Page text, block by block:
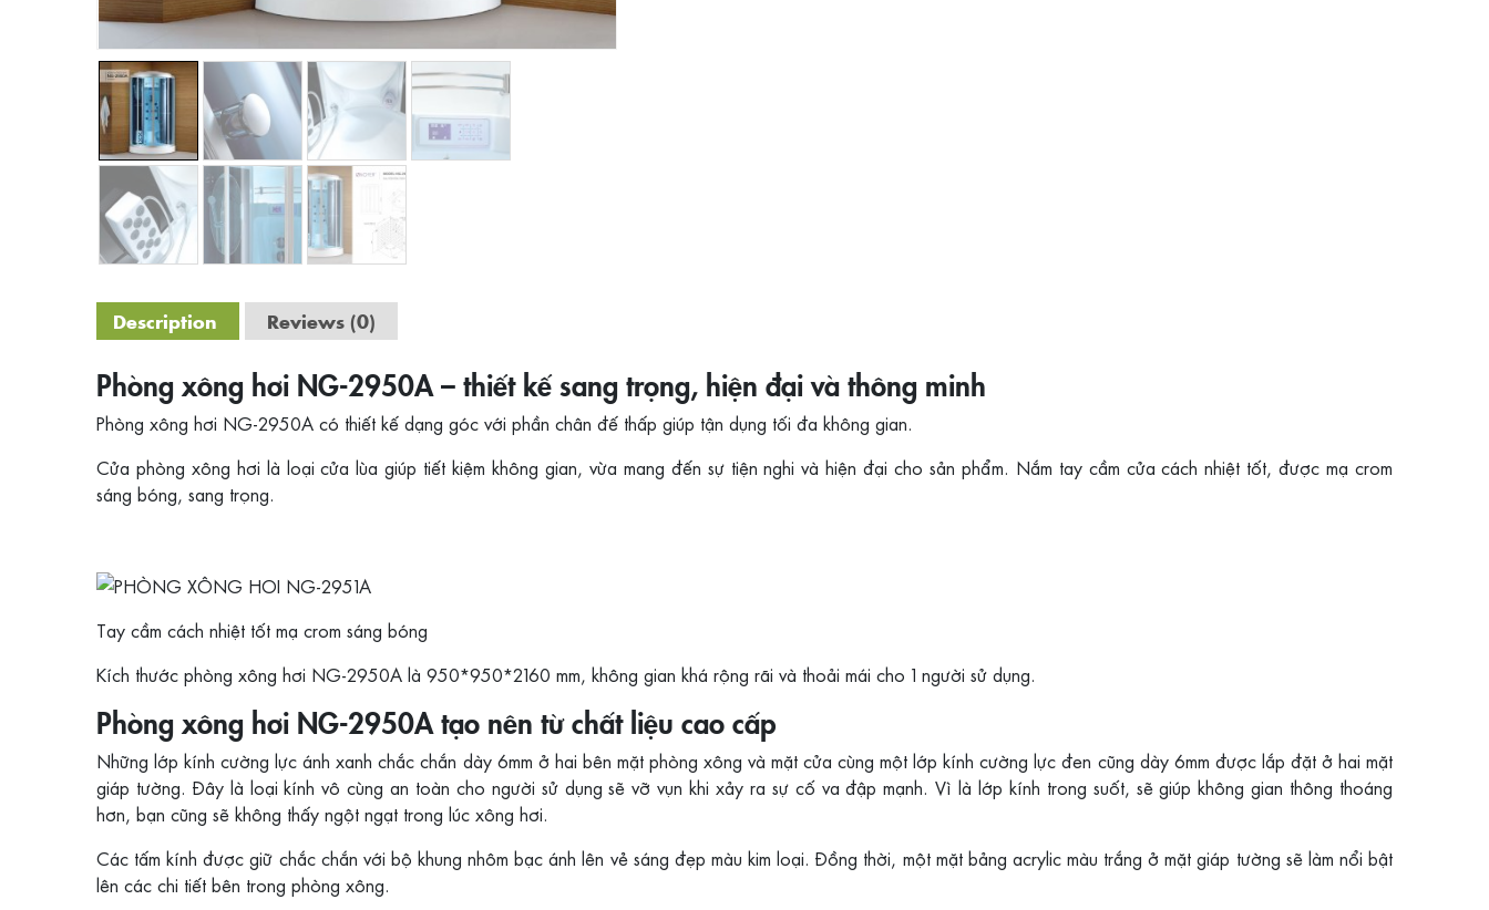
Description Reviews (0)
Phòng xông hơi NG-2950A – thiết kế sang trọng, hiện đại và thông minh
Phòng xông hơi NG-2950A có thiết kế dạng góc với phần chân đế thấp giúp tận dụng tối đa không gian.
Cửa phòng xông hơi là loại cửa lùa giúp tiết kiệm không gian, vừa mang đến sự tiện nghi và hiện đại cho sản phẩm. Nắm tay cầm cửa cách nhiệt tốt, được mạ crom
sáng bóng, sang trọng.
Tay cầm cách nhiệt tốt mạ crom sáng bóng
Kích thước phòng xông hơi NG-2950A là 950*950*2160 mm, không gian khá rộng rãi và thoải mái cho 1 người sử dụng.
Phòng xông hơi NG-2950A tạo nên từ chất liệu cao cấp
Những lớp kính cường lực ánh xanh chắc chắn dày 6mm ở hai bên mặt phòng xông và mặt cửa cùng một lớp kính cường lực đen cũng dày 6mm được lắp đặt ở hai mặt
giáp tường. Đây là loại kính vô cùng an toàn cho người sử dụng sẽ vỡ vụn khi xảy ra sự cố va đập mạnh. Vì là lớp kính trong suốt, sẽ giúp không gian thông thoáng
hơn, bạn cũng sẽ không thấy ngột ngạt trong lúc xông hơi.
Các tấm kính được giữ chắc chắn với bộ khung nhôm bạc ánh lên vẻ sáng đẹp màu kim loại. Đồng thời, một mặt bảng acrylic màu trắng ở mặt giáp tường sẽ làm nổi bật
lên các chi tiết bên trong phòng xông.